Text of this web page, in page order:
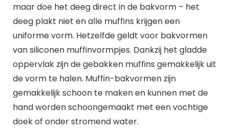
maar doe het deeg direct in de bakvorm – het
deeg plakt niet en alle muffins krijgen een
uniforme vorm. Hetzelfde geldt voor bakvormen
van siliconen muffinvormpjes. Dankzij het gladde
oppervlak zijn de gebakken muffins gemakkelijk uit
de vorm te halen. Muffin-bakvormen zijn
gemakkelijk schoon te maken en kunnen met de
hand worden schoongemaakt met een vochtige
doek of onder stromend water.